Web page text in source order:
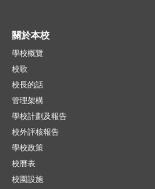
關於本校
學校概覽
校歌
校長的話
管理架構
學校計劃及報告
校外評核報告
學校政策
校曆表
校園設施